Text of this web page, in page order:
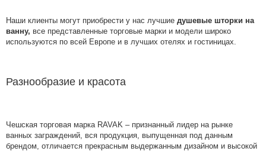
Наши клиенты могут приобрести у нас лучшие душевые шторки на
ванну, все представленные торговые марки и модели широко
используются по всей Европе и в лучших отелях и гостиницах.
Разнообразие и красота
Чешская торговая марка RAVAK – признанный лидер на рынке
ванных заграждений, вся продукция, выпущенная под данным
брендом, отличается прекрасным выдержанным дизайном и высокой